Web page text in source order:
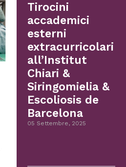
Tirocini
accademici
esterni
extracurricolari
all’Institut
Chiari &
Siringomielia &
Escoliosis de
Barcelona
05 Settembre, 2025